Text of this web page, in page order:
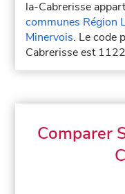
la-Cabrerisse
communes Région
Minervois. Le code
Cabrerisse est
Comparer